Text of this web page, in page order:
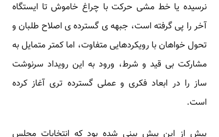
نرسیده یا خط مشی حرکت با چراغ خاموش ‏تا ایستگاه
آخر را پی گرفته است، جبهه ی گسترده ی اصلاح طلبان و
تحول خواهان با رویکردهایی متفاوت، ‏اما کمتر متمایل به
مشارکت بی قید و شرط، ورود به این رویداد سرنوشت
ساز را در ابعاد فکری و عملی ‏گسترده تری آغاز کرده
است.‏
پیش از این پیش بینی شده بود که انتخابات مجلس